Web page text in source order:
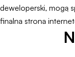
deweloperski, mogą
finalna strona